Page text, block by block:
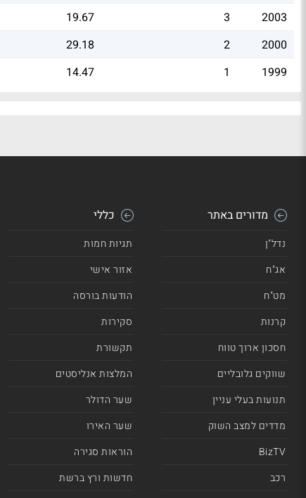
2003
3
19.67
2000
2
29.18
1999
1
14.47
מדורים באתר
נדל"ן
אג"ח
מט"ח
קרנות
חסכון ארוך טווח
שווקים גלובליים
תנועות בעלי עניין
מדדים למצב השוק
BizTV
רכב
כללי
תגיות חמות
אזור אישי
הודעות בורסה
סקירות
תקשורת
המלצות אנליסטים
שער הדולר
שער האירו
הוראות סגירה
חדשות ורץ ברשת